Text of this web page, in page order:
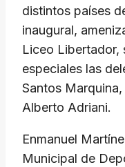
distintos países
inaugural,
Liceo Libertador,
especiales las
Santos
Alberto Adriani.
​Enmanuel
Municipal de